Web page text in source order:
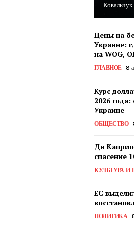
Ковальчук
Цены на
Украине:
на WOG,
ГЛАВНОЕ 8
Курс
2026
Украине
ОБЩЕСТВО
Ди
спасение
КУЛЬТУРА И
ЕС
ПОЛИТИКА